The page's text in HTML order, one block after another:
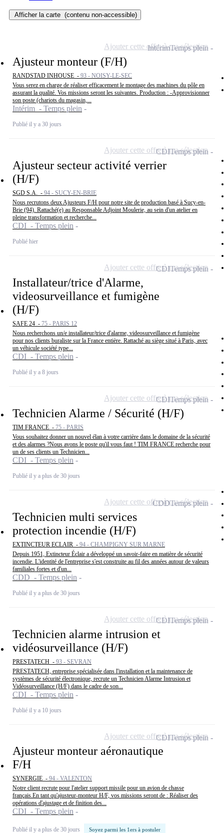
Afficher la carte (contenu non-accessible)
Ajusteur monteur (F/H)
RANDSTAD INHOUSE - 93 - NOISY-LE-SEC
Vous serez en charge de réaliser efficacement le montage des machines du pôle en
assurant la qualité. Vos missions seront les suivantes. Production : -Approvisionner
son poste (chariots du magasin,...
Intérim - Temps plein
Publié il y a 30 jours
IntérimTemps plein
Ajouter cette offre à ma sélection
Ajusteur secteur activité verrier
(H/F)
SGD S.A. - 94 - SUCY-EN-BRIE
Nous recrutons deux Ajusteurs F/H pour notre site de production basé à Sucy-en-
Brie (94). Rattaché(e) au Responsable Adjoint Moulerie, au sein d'un atelier en
pleine transformation et recherche...
CDI - Temps plein
Publié hier
CDITemps plein
Ajouter cette offre à ma sélection
Installateur/trice d'Alarme,
videosurveillance et fumigène
(H/F)
SAFE 24 - 75 - PARIS 12
Nous recherchons un/e installateur/trice d'alarme, videosurveillance et fumigène
pour nos clients buraliste sur la France entière. Rattaché au siège situé à Paris, avec
un véhicule société type...
CDI - Temps plein
Publié il y a 8 jours
CDITemps plein
Ajouter cette offre à ma sélection
Technicien Alarme / Sécurité (H/F)
TIM FRANCE - 75 - PARIS
Vous souhaitez donner un nouvel élan à votre carrière dans le domaine de la sécurité
et des alarmes ?Nous avons le poste qu'il vous faut ! TIM FRANCE recherche pour
un de ses clients un Technicien...
CDI - Temps plein
Publié il y a plus de 30 jours
CDITemps plein
Ajouter cette offre à ma sélection
Technicien multi services
protection incendie (H/F)
EXTINCTEUR ECLAIR - 94 - CHAMPIGNY SUR MARNE
Depuis 1951, Extincteur Éclair a développé un savoir-faire en matière de sécurité
incendie. L'identité de l'entreprise s'est construite au fil des années autour de valeurs
familiales fortes et d'un...
CDD - Temps plein
Publié il y a plus de 30 jours
CDDTemps plein
Ajouter cette offre à ma sélection
Technicien alarme intrusion et
vidéosurveillance (H/F)
PRESTATECH - 93 - SEVRAN
PRESTATECH, entreprise spécialisée dans l'installation et la maintenance de
systèmes de sécurité électronique, recrute un Technicien Alarme Intrusion et
Vidéosurveillance (H/F) dans le cadre de son...
CDI - Temps plein
Publié il y a 10 jours
CDITemps plein
Ajouter cette offre à ma sélection
Ajusteur monteur aéronautique
F/H
SYNERGIE - 94 - VALENTON
Notre client recrute pour l'atelier support missile pour un avion de chasse
français.En tant qu'ajusteur-monteur H/F, vos missions seront de : Réaliser des
opérations d'ajustage et de finition des...
CDI - Temps plein
Publié il y a plus de 30 jours Soyez parmi les 1ers à postuler
CDITemps plein
Ajouter cette offre à ma sélection